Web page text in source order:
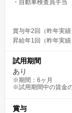
・自動車検査員手
賞与年2回（昨年実
昇給年1回（昨年実
試用期間
あり
※期間：6ヶ月
※試用期間中の賃金
賞与